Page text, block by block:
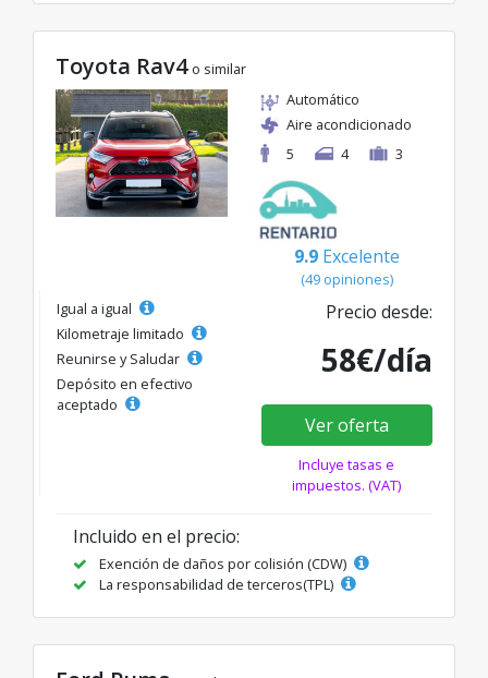
Toyota Rav4 o similar
Automático
Aire acondicionado
5
4 3
9.9 Excelente
(49 opiniones)
Igual a igual
Kilometraje limitado
Reunirse y Saludar
Depósito en efectivo
aceptado
Precio desde:
58€/día
Ver oferta
Incluye tasas e
impuestos. (VAT)
Incluido en el precio:
Exención de daños por colisión (CDW)
La responsabilidad de terceros(TPL)